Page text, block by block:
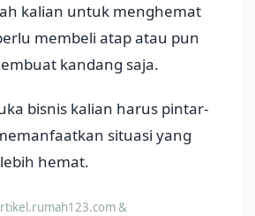
kalian untuk menghemat
membeli atap atau pun
kandang saja.
bisnis kalian harus pintar-
situasi yang
hemat.
&